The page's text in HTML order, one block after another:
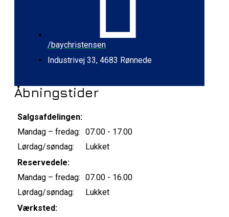
/baychristensen
Industrivej 33, 4683 Rønnede
Åbningstider
Salgsafdelingen:
Mandag – fredag: 07.00 - 17.00
Lørdag/søndag:
Lukket
Reservedele:
Mandag – fredag: 07.00 - 16.00
Lørdag/søndag:
Lukket
Værksted: